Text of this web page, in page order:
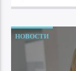
НОВОСТИ